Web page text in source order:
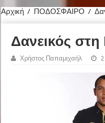
Αρχική / ΠΟΔΟΣΦΑΙΡΟ /
Δανεικός
Χρήστος Παπαμιχαήλ